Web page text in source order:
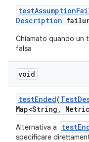
testAssumption
Description
Chiamato quando un
falsa
void
testEnded(Test
Map<String , Metric
Alternativa a
specificare